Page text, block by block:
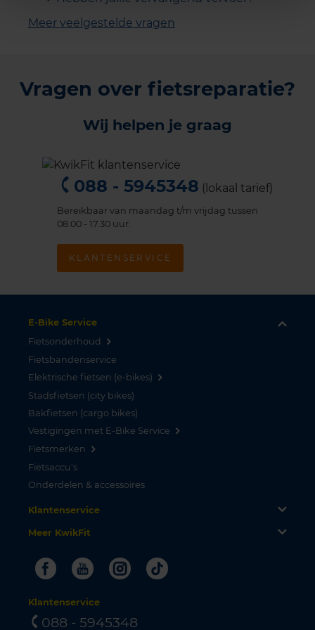
Meer veelgestelde vragen
Vragen over fietsreparatie?
Wij helpen je graag
088 - 5945348 (lokaal tarief)
Bereikbaar van maandag t/m vrijdag tussen
08.00 - 17.30 uur.
KLANTENSERVICE
E-Bike Service
Fietsonderhoud
Fietsbandenservice
Elektrische fietsen (e-bikes)
Stadsfietsen (city bikes)
Bakfietsen (cargo bikes)
Vestigingen met E-Bike Service
Fietsmerken
Fietsaccu's
Onderdelen & accessoires
Klantenservice
Meer KwikFit
FacebookYoutubeInstagram
Tiktok
Klantenservice
088 - 5945348